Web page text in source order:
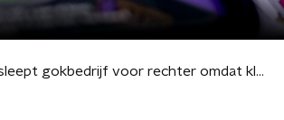
Opa sleept gokbedrijf voor rechter omdat kleinzoon half miljoen vergokte